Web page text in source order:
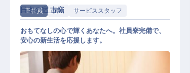
正社員 宿泊 サービススタッフ
日本の宿 古窯
おもてなしの心で輝くあなたへ。社員寮完備で、
安心の新生活を応援します。